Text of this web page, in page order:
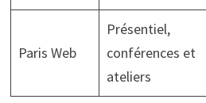
Paris Web
Présentiel,
conférences et
ateliers